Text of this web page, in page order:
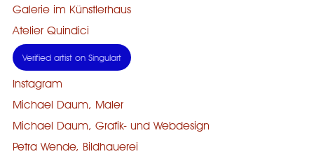
Galerie im Künstlerhaus
Atelier Quindici
Verified artist on Singulart
Instagram
Michael Daum, Maler
Michael Daum, Grafik- und Webdesign
Petra Wende, Bildhauerei